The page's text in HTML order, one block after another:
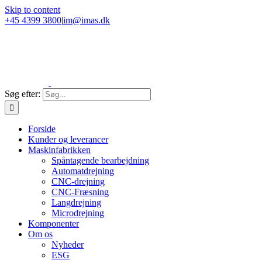
Skip to content
+45 4399 3800|im@imas.dk
Søg efter:
Forside
Kunder og leverancer
Maskinfabrikken
Spåntagende bearbejdning
Automatdrejning
CNC-drejning
CNC-Fræsning
Langdrejning
Microdrejning
Komponenter
Om os
Nyheder
ESG